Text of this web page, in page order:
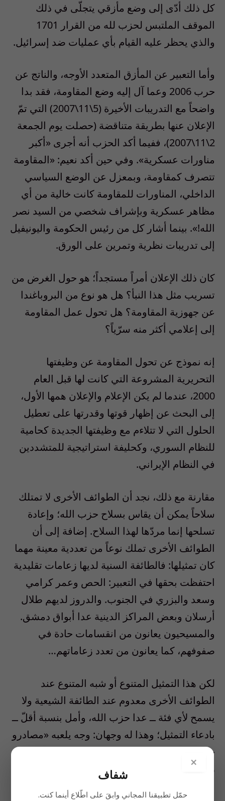
كل ذلك أدّى إلى وضع مأزقي يتجلّى في ذلك
الموقف الملتبس لحزب لله من القرار 1701
والذي يحظر عليه القيام بأي عمليات ضد إسرائيل.
وأما التعبير عن المأزق المتعدد الأوجه، والناتج عن
حرب 2006 وعما آل إليه وضع المقاومة، فقد بدا
واضحاً مع التدريبات الأخيرة (5\11\2007) التي تمّ
الإعلان عنها بطريقة متناقضة (حصلت يوم الجمعة
2\11\2007)، ففيما أكد الحزب أنه أجرى «أكبر
مناورات عسكرية». وفي حين أكد نعيم: «المقاومة
تتصرف كمقاومة، وبمعزل عن الوضع السياسي
الداخلي، المناورات للمقاومة كانت خالية من أي
مظاهر عسكرية وبإشراف شخصي من السيد نصر
الله!». بينما أشار كل من رئيس الحكومة واليونيفيل
إلى تدريبات نظرية وتمرين على الورق.
كان ذلك الإعلان أمراً مستجداً؛ هو حول الغرض من
تسريب مثل هذا النبأ؟ هل هو نوع من البروباغندا
عن جهوزية المقاومة؟ هل تحول عمل المقاومة
إلى إعلامي أكثر منه سرّياً؟
إنه نموذج عن تحول المقاومة عن وظيفتها
التحريرية المشروعة التي كانت لها قبل العام
2000، عندما لم يكن الإعلام والإعلان همها الأول،
إلى البحث عن إظهار قوتها وقدرتها على تعطيل
الحلول التي لا تتلاءم مع وظيفتها الجديدة كحامية
للنظام السوري، وكحليفة استراتيجية للمتشددين
في النظام الإيراني.
مقارنة مع ذلك، نجد أن الطوائف الأخرى لا تمتلك
سلاحاً يمكن أن يقاس بسلاح حزب الله؛ وإعادة
تسلحها إنما مردّها لهذا السلاح. إضافة إلى أن
الطوائف الأخرى تملك نوعاً من تعددية معينة مهما
كان تمثيلها: فالطائفة السنية لديها زعامات تقليدية
احتفظت بحقها في التعبير: الحص وعمر كرامي
وسعد والبزري في الجنوب. والدروز لديهم طلال
أرسلان وبعض المراكز الدينية عدا أبواق دمشق.
والمسيحيون يعانون من انقسامات حادة في
صفوفهم، كما يعانون من تعدد زعاماتهم…
لكن هذا التمثيل المتنوع أو شبه المتنوع عند
الطوائف الأخرى معدوم عند الطائفة الشيعية ولا
يسمح لأي فئة ــ عدا حزب الله، وأمل بنسبة أقلّ ــ
بادعاء التمثيل؛ وهذا له وجهان: وجه يلعبه «مصادرو
حق تمثيل الطائفة القسري» بقوة السلاح ولو
رمزياً، ووجه آخر سببه احتياج الشيعة للاطمئنان
×
شفاف
حمّل تطبيقنا المجاني وابقَ على اطّلاع أينما كنت.